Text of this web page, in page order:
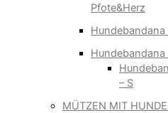
Pfote&Herz
Hundebandana
– S
MÜTZEN MIT